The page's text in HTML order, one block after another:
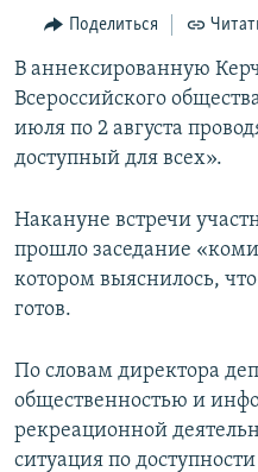
поискуИНФОГРАФИКА
ТЕЛЕПРОЕКТ КРЫМ.РЕАЛИИ
СОВЕТЫ ПРАВОЗАЩИТНИКОВ
ПРОПАВШИЕ БЕЗ ВЕСТИ
КРЫМ.НЕПОКОРЕННЫЙ
ELIFBE
КАК ОБОЙТИ
Українською
Qırımtatar
Все сайты RFE/RL
Поделиться
В аннексированную
Всероссийского
июля по 2 августа
доступный для всех».
Накануне встречи
прошло заседание
котором выяснилось,
готов.
По словам директора
общественностью и
рекреационной
ситуация по